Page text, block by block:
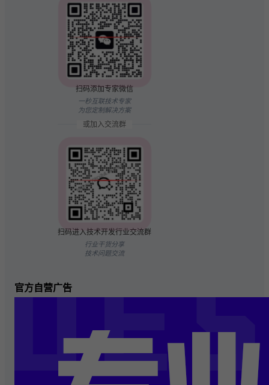
扫码添加专家微信
一秒互联技术专家
为您定制解决方案
或加入交流群
扫码进入技术开发行业交流群
行业干货分享
技术问题交流
官方自营广告